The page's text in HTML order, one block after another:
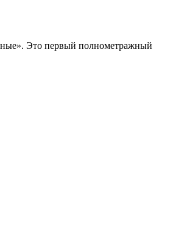
Это первый полнометражный